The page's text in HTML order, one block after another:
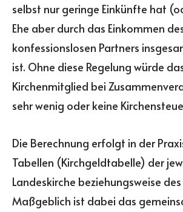
selbst nur geringe Einkünfte hat
Ehe aber durch das Einkommen
konfessionslosen Partners
ist. Ohne diese Regelung würde
Kirchenmitglied bei
sehr wenig oder keine
Die Berechnung erfolgt in der
Tabellen (Kirchgeldtabelle) der
Landeskirche beziehungsweise
Maßgeblich ist dabei das